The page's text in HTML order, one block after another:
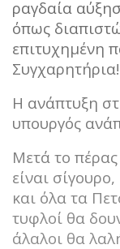
ραγδαία
όπως
επιτυχημένη
Συγχαρητήρια!
Η ανάπτυξη
υπουργός
Μετά το
είναι
και όλα τα
τυφλοί θα
άλαλοι θα